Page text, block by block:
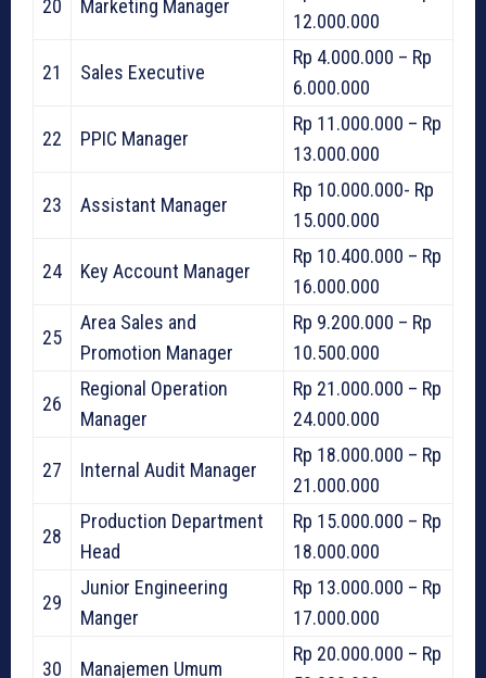
20 Marketing Manager
12.000.000
21 Sales Executive
Rp 4.000.000 – Rp
6.000.000
22 PPIC Manager
Rp 11.000.000 – Rp
13.000.000
23 Assistant Manager
Rp 10.000.000- Rp
15.000.000
24 Key Account Manager
Rp 10.400.000 – Rp
16.000.000
25
Area Sales and
Promotion Manager
Rp 9.200.000 – Rp
10.500.000
26
Regional Operation
Manager
Rp 21.000.000 – Rp
24.000.000
27 Internal Audit Manager
Rp 18.000.000 – Rp
21.000.000
28
Production Department
Head
Rp 15.000.000 – Rp
18.000.000
29
Junior Engineering
Manger
Rp 13.000.000 – Rp
17.000.000
30 Manajemen Umum
Rp 20.000.000 – Rp